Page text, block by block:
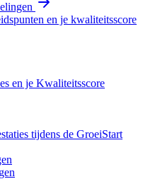
en je kwaliteitsscore
en je Kwaliteitsscore
tijdens de GroeiStart